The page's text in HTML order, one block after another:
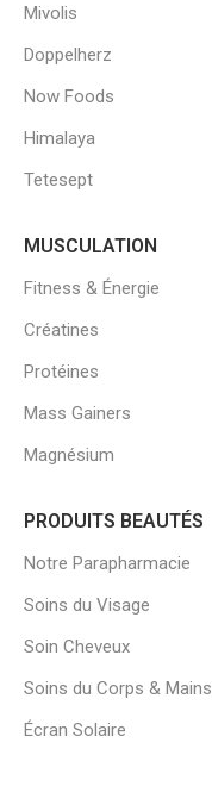
Mivolis
Doppelherz
Now Foods
Himalaya
Tetesept
MUSCULATION
Fitness & Énergie
Créatines
Protéines
Mass Gainers
Magnésium
PRODUITS BEAUTÉS
Notre Parapharmacie
Soins du Visage
Soin Cheveux
Soins du Corps & Mains
Écran Solaire